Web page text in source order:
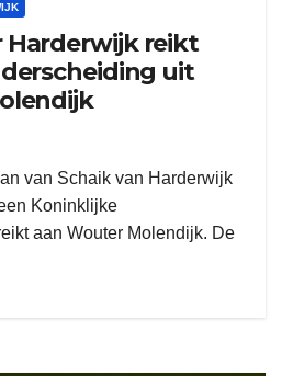
Harderwijk reikt
uit
van Schaik van Harderwijk
Koninklijke
aan Wouter Molendijk. De